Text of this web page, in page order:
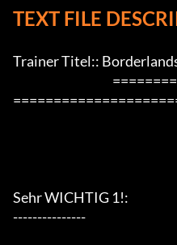
TEXT FILE
Trainer Titel::
Sehr WICHTIG 1!:
---------------